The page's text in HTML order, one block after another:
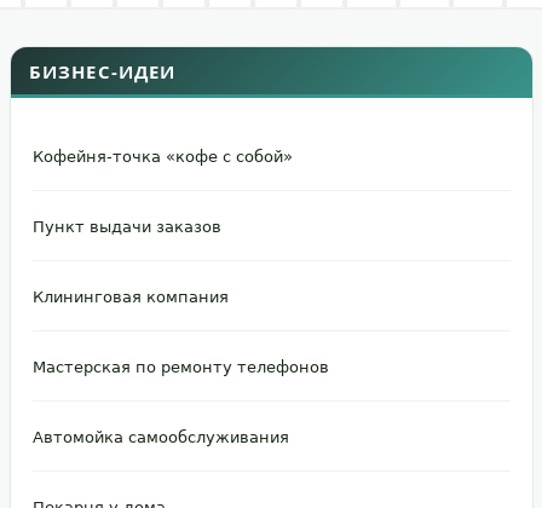
БИЗНЕС-ИДЕИ
Кофейня-точка «кофе с собой»
Пункт выдачи заказов
Клининговая компания
Мастерская по ремонту телефонов
Автомойка самообслуживания